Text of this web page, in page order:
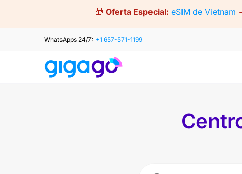
🎁 Oferta Especial: eSIM de Vietnam
WhatsApps 24/7: +1 657-571-1199